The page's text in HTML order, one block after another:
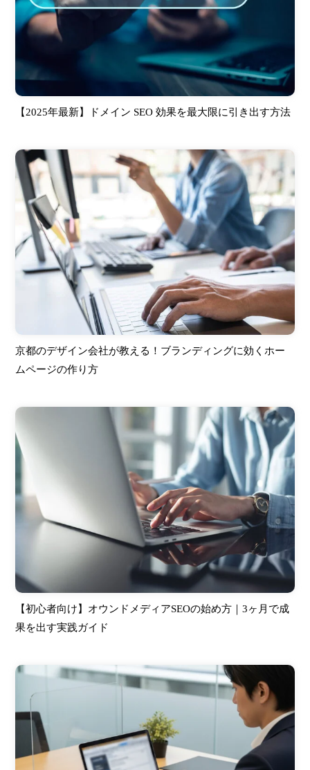
【2025年最新】ドメイン SEO 効果を最大限に引き出す方法
京都のデザイン会社が教える！ブランディングに効くホー
ムページの作り方
【初心者向け】オウンドメディアSEOの始め方｜3ヶ月で成
果を出す実践ガイド